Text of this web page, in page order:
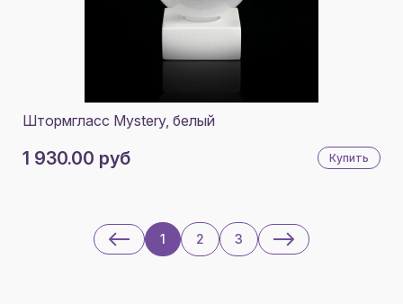
Штормгласс Mystery, белый
1 930.00 руб Купить
1 2 3